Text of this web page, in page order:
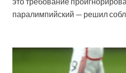
паралимпийский — решил